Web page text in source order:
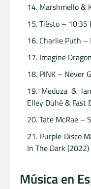
Marshmello &
Tiësto – 10:35
Charlie Puth
Imagine
PINK – Never
Meduza &
Elley Duhé & Fast
Tate McRae –
Purple Disco
In The Dark (2022)
Música en